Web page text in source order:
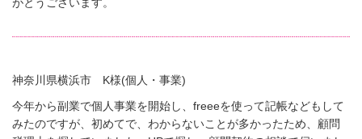
神奈川県横浜市 K様(個人・事業)
今年から副業で個人事業を開始し、freeeを使って記帳などもして
みたのですが、初めてで、わからないことが多かったため、顧問